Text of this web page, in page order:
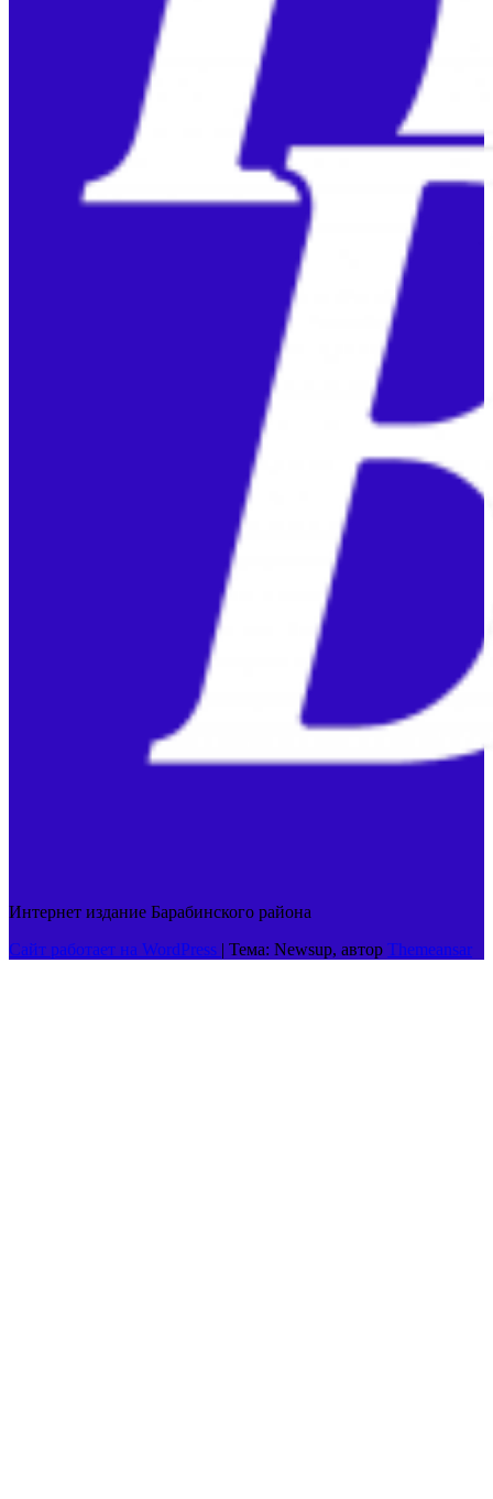
Интернет издание Барабинского района
Сайт работает на WordPress | Тема: Newsup, автор Themeansar